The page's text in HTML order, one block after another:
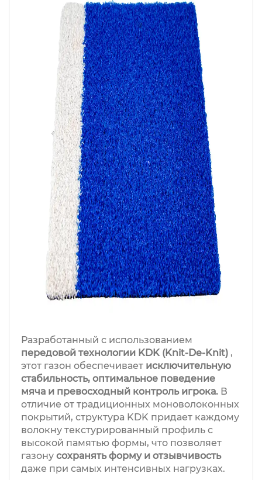
Разработанный с использованием
передовой технологии KDK (Knit-De-Knit) ,
этот газон обеспечивает исключительную
стабильность, оптимальное поведение
мяча и превосходный контроль игрока. В
отличие от традиционных моноволоконных
покрытий, структура KDK придает каждому
волокну текстурированный профиль с
высокой памятью формы, что позволяет
газону сохранять форму и отзывчивость
даже при самых интенсивных нагрузках.